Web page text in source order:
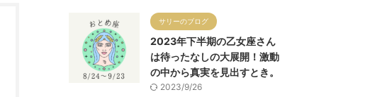
サリーのブログ
2023年下半期の乙女座さん
は待ったなしの大展開！激動
の中から真実を見出すとき。
2023/9/26